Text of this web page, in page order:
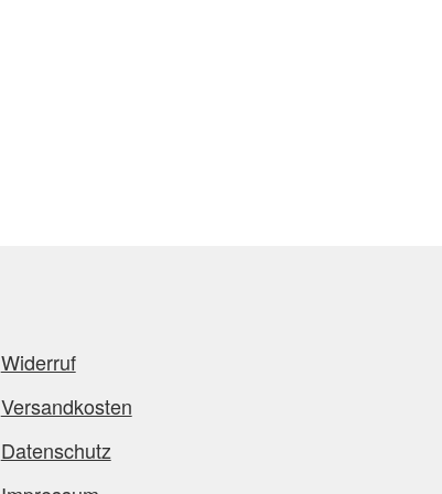
Widerruf
Versandkosten
Datenschutz